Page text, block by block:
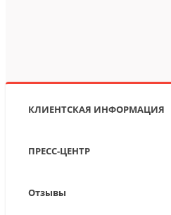
КЛИЕНТСКАЯ ИНФОРМАЦИЯ
ПРЕСС-ЦЕНТР
Отзывы